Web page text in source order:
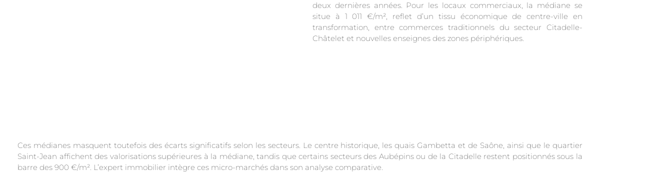
deux dernières années. Pour les locaux commerciaux, la médiane se
situe à 1 011 €/m², reflet d’un tissu économique de centre-ville en
transformation, entre commerces traditionnels du secteur Citadelle-
Châtelet et nouvelles enseignes des zones périphériques.
Ces médianes masquent toutefois des écarts significatifs selon les secteurs. Le centre historique, les quais Gambetta et de Saône, ainsi que le quartier
Saint-Jean affichent des valorisations supérieures à la médiane, tandis que certains secteurs des Aubépins ou de la Citadelle restent positionnés sous la
barre des 900 €/m². L’expert immobilier intègre ces micro-marchés dans son analyse comparative.